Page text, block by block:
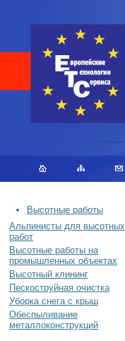
Высотные работы
Альпинисты для высотных
работ
Высотные работы на
промышленных объектах
Высотный клининг
Пескоструйная очистка
Уборка снега с крыш
Обеспыливание
металлоконструкций